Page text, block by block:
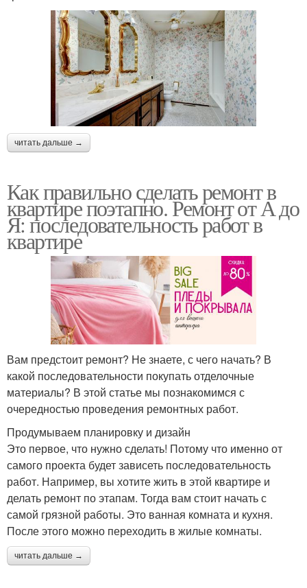
читать дальше →
Как правильно сделать ремонт в
квартире поэтапно. Ремонт от А до
Я: последовательность работ в
квартире
Вам предстоит ремонт? Не знаете, с чего начать? В
какой последовательности покупать отделочные
материалы? В этой статье мы познакомимся с
очередностью проведения ремонтных работ.
Продумываем планировку и дизайн
Это первое, что нужно сделать! Потому что именно от
самого проекта будет зависеть последовательность
работ. Например, вы хотите жить в этой квартире и
делать ремонт по этапам. Тогда вам стоит начать с
самой грязной работы. Это ванная комната и кухня.
После этого можно переходить в жилые комнаты.
читать дальше →